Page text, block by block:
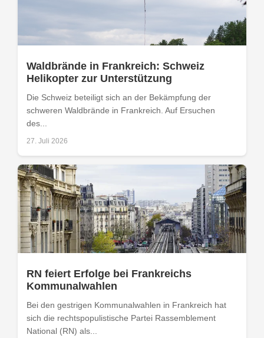
Waldbrände in Frankreich: Schweiz
Helikopter zur Unterstützung
Die Schweiz beteiligt sich an der Bekämpfung der
schweren Waldbrände in Frankreich. Auf Ersuchen
des...
27. Juli 2026
RN feiert Erfolge bei Frankreichs
Kommunalwahlen
Bei den gestrigen Kommunalwahlen in Frankreich hat
sich die rechtspopulistische Partei Rassemblement
National (RN) als...